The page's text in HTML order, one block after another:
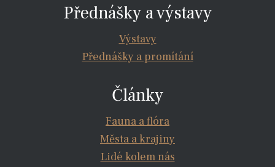
Přednášky a výstavy
Výstavy
Přednášky a promítání
Články
Fauna a flóra
Města a krajiny
Lidé kolem nás